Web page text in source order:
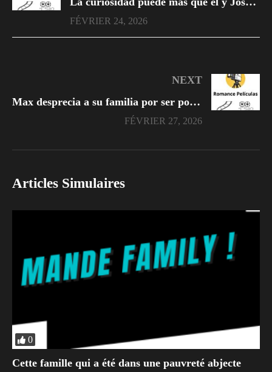
FÉVRIER 24, 2026
NEXT
Max desprecia a su familia por ser pobre y él tan guapo
FÉVRIER 27, 2026
Articles Simulaires
0
Cette famille qui a été dans une pauvreté abjecte